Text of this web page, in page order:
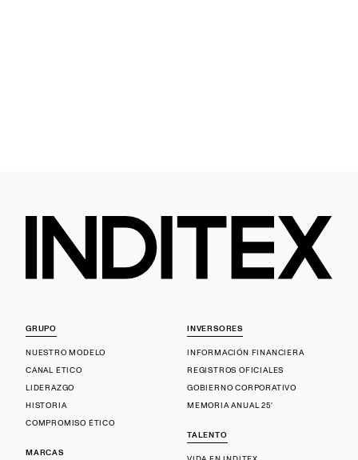
GRUPO
NUESTRO MODELO
CANAL ÉTICO
LIDERAZGO
HISTORIA
COMPROMISO ÉTICO
MARCAS
INVERSORES
INFORMACIÓN FINANCIERA
REGISTROS OFICIALES
GOBIERNO CORPORATIVO
MEMORIA ANUAL 25'
TALENTO